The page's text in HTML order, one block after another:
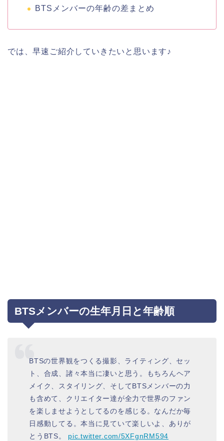
BTSメンバーの年齢の差まとめ
では、早速ご紹介していきたいと思います♪
BTSメンバーの生年月日と年齢順
BTSの世界観をつくる撮影、ライティング、セッ
ト、合成、諸々本当に凄いと思う。もちろんヘア
メイク、スタイリング、そしてBTSメンバーの力
も含めて、クリエイター達が全力で世界のファン
を楽しませようとしてるのを感じる。なんだか毎
日感動してる。本当に見ていて楽しいよ、ありが
とうBTS。 pic.twitter.com/5XFgnRM594